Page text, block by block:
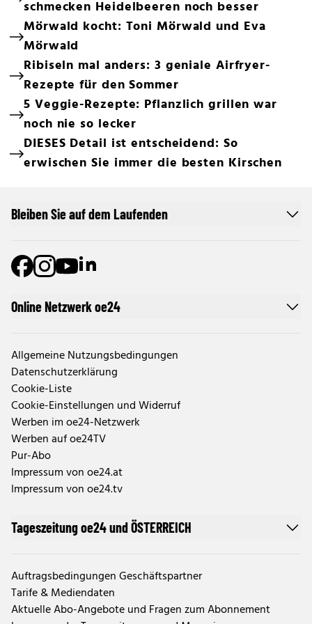
schmecken Heidelbeeren noch besser
Mörwald kocht: Toni Mörwald und Eva
Mörwald
Ribiseln mal anders: 3 geniale Airfryer-
Rezepte für den Sommer
5 Veggie-Rezepte: Pflanzlich grillen war
noch nie so lecker
DIESES Detail ist entscheidend: So
erwischen Sie immer die besten Kirschen
Online Netzwerk oe24
Allgemeine Nutzungsbedingungen
Datenschutzerklärung
Cookie-Liste
Cookie-Einstellungen und Widerruf
Werben im oe24-Netzwerk
Werben auf oe24TV
Pur-Abo
Impressum von oe24.at
Impressum von oe24.tv
Tageszeitung oe24 und ÖSTERREICH
Auftragsbedingungen Geschäftspartner
Tarife & Mediendaten
Aktuelle Abo-Angebote und Fragen zum Abonnement
Bleiben Sie auf dem Laufenden